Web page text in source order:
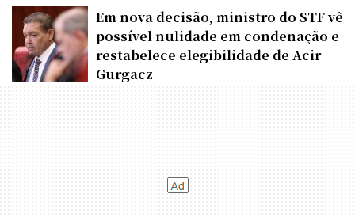
Em nova decisão, ministro do STF vê
possível nulidade em condenação e
restabelece elegibilidade de Acir
Gurgacz